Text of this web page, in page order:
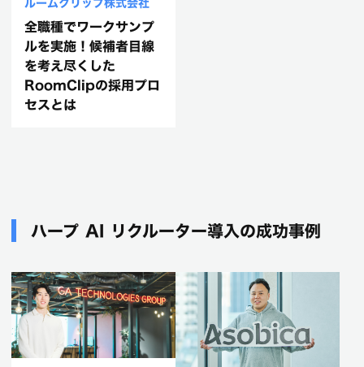
全職種でワークサンプ
ルを実施！候補者目線
を考え尽くした
RoomClipの採用プロ
セスとは
ハープ AI リクルーター導入の成功事例